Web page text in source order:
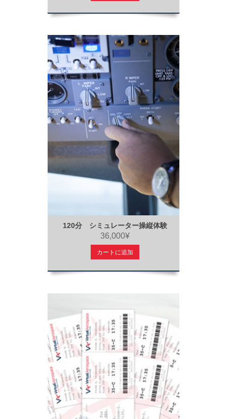
120分 シミュレーター操縦体験
36,000¥
カートに追加